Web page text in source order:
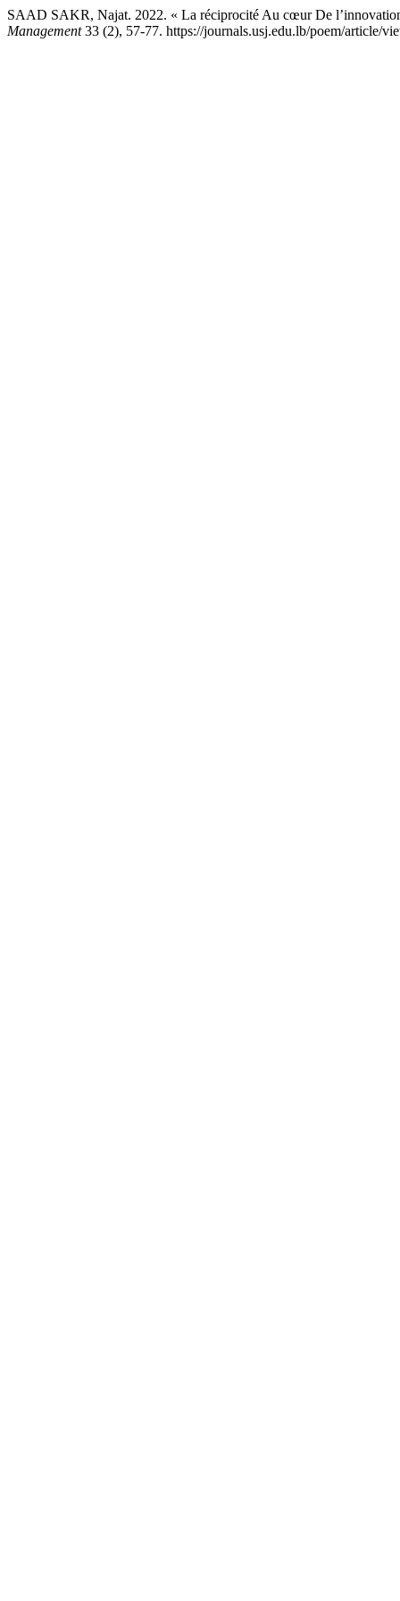
SAAD SAKR, Najat. 2022. « La réciprocité Au cœur De
Management33 (2), 57-77. https://journals.usj.edu.lb/poem/article/